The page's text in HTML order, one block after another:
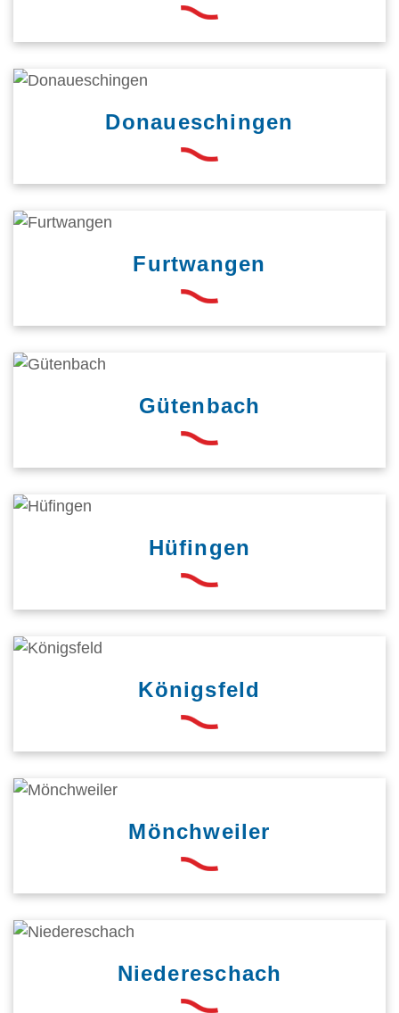
Donaueschingen
Furtwangen
Gütenbach
Hüfingen
Königsfeld
Mönchweiler
Niedereschach